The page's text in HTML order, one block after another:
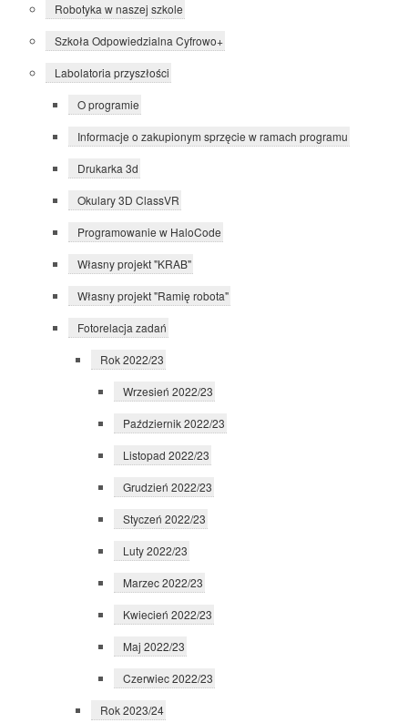
Robotyka w naszej szkole
Szkoła Odpowiedzialna Cyfrowo+
Labolatoria przyszłości
O programie
Informacje o zakupionym sprzęcie w ramach programu
Drukarka 3d
Okulary 3D ClassVR
Programowanie w HaloCode
Własny projekt "KRAB"
Własny projekt "Ramię robota"
Fotorelacja zadań
Rok 2022/23
Wrzesień 2022/23
Październik 2022/23
Listopad 2022/23
Grudzień 2022/23
Styczeń 2022/23
Luty 2022/23
Marzec 2022/23
Kwiecień 2022/23
Maj 2022/23
Czerwiec 2022/23
Rok 2023/24